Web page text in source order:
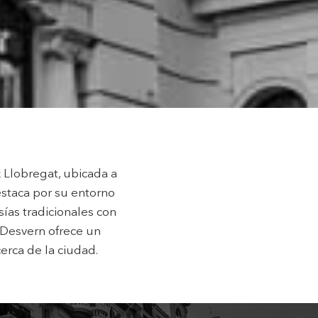
Llobregat, ubicada a
por su entorno
tradicionales con
ofrece un
de la ciudad.
de
de uso